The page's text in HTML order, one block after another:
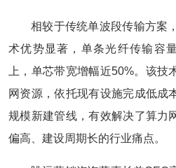
相较于传统单波段传输方案
术优势显著，单条光纤传输容
上，单芯带宽增幅近50%。该技
网资源，依托现有设施完成低成
规模新建管线，有效解决了算力
偏高、建设周期长的行业痛点。